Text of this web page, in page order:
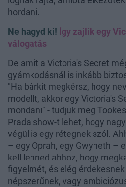
hordani.
Ne hagyd ki! Így zajlik egy
válogatás
De amit a Victoria's Secret
gyámkodásnál is inkább
"Ha bárkit megkérsz, hogy
modellt, akkor egy Victoria's
mondani" - tudjuk meg
Prada show-t lehet, hogy
végül is egy rétegnek szól.
– egy Oprah, egy Gwyneth –
kell lenned ahhoz, hogy
figyelmét, és elég
népszerűnek, vagy